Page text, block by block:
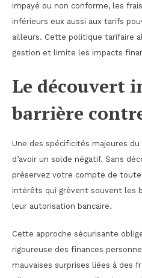
impayé ou non conforme, les
inférieurs eux aussi aux tarifs
ailleurs. Cette politique tarifaire
gestion et limite les impacts
Le découvert
barrière
Une des spécificités majeures
d’avoir un solde négatif. Sans
préservez votre compte de toute
intérêts qui grèvent souvent les
leur autorisation bancaire.
Cette approche sécurisante
rigoureuse des finances
mauvaises surprises liées à des